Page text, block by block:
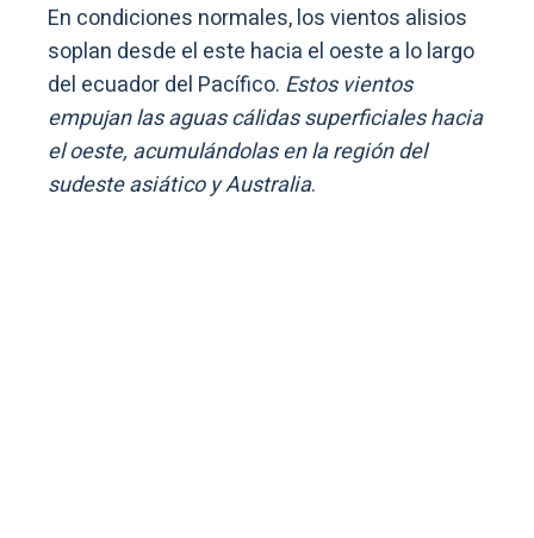
En condiciones normales, los vientos alisios
soplan desde el este hacia el oeste a lo largo
del ecuador del Pacífico. Estos vientos
empujan las aguas cálidas superficiales hacia
el oeste, acumulándolas en la región del
sudeste asiático y Australia.